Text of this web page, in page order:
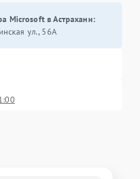
Microsoft в Астрахани:
ул., 56А